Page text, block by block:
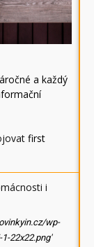
a každý
first
i
wp-
22x22.png'